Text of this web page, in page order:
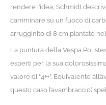
rendere l’idea, Schmidt
camminare su un fuoco di
arrugginito di 8 cm piantato
La puntura della Vespa
esperti per la sua
valore di “4++”. Equivalente
questo caso l’avambraccio)